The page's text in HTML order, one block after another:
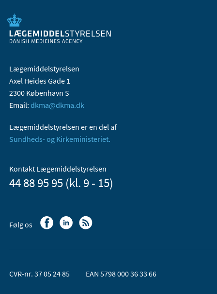
Lægemiddelstyrelsen
Axel Heides Gade 1
2300 København S
Email: dkma@dkma.dk
Lægemiddelstyrelsen er en del af
Sundheds- og Kirkeministeriet.
Kontakt Lægemiddelstyrelsen
44 88 95 95 (kl. 9 - 15)
Følg os
CVR-nr. 37 05 24 85 EAN 5798 000 36 33 66